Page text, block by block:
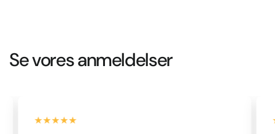
Se vores anmeldelser